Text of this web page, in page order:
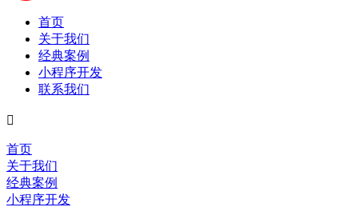
首页
关于我们
经典案例
小程序开发
联系我们

首页
关于我们
经典案例
小程序开发